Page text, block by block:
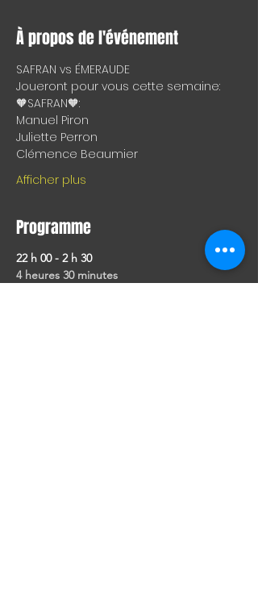
À propos de l'événement
SAFRAN vs ÉMERAUDE
Joueront pour vous cette semaine:
🧡SAFRAN🧡:
Manuel Piron
Juliette Perron
Clémence Beaumier
Afficher plus
Programme
22 h 00 - 2 h 30
4 heures 30 minutes